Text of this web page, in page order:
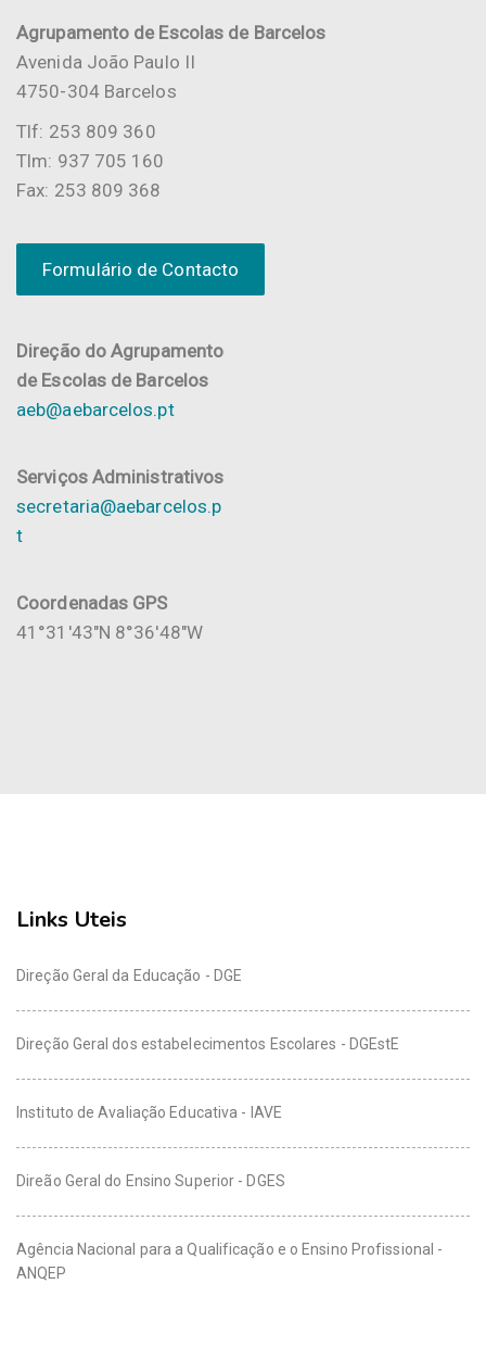
Agrupamento de Escolas de Barcelos
Avenida João Paulo II
4750-304 Barcelos
Tlf: 253 809 360
Tlm: 937 705 160
Fax: 253 809 368
Formulário de Contacto
Direção do Agrupamento
de Escolas de Barcelos
aeb@aebarcelos.pt
Serviços Administrativos
secretaria@aebarcelos.p
t
Coordenadas GPS
41°31'43"N 8°36'48"W
Links Uteis
Direção Geral da Educação - DGE
Direção Geral dos estabelecimentos Escolares - DGEstE
Instituto de Avaliação Educativa - IAVE
Direão Geral do Ensino Superior - DGES
Agência Nacional para a Qualificação e o Ensino Profissional -
ANQEP